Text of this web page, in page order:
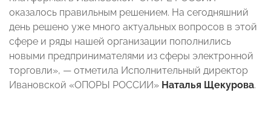
оказалось правильным решением. На сегодняшний
день решено уже много актуальных вопросов в этой
сфере и ряды нашей организации пополнились
новыми предпринимателями из сферы электронной
торговли», — отметила Исполнительный директор
Ивановской «ОПОРЫ РОССИИ» Наталья Щекурова.